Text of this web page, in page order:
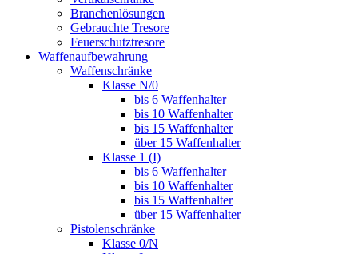
Branchenlösungen
Gebrauchte Tresore
Feuerschutztresore
Waffenaufbewahrung
Waffenschränke
Klasse N/0
bis 6 Waffenhalter
bis 10 Waffenhalter
bis 15 Waffenhalter
über 15 Waffenhalter
Klasse 1 (I)
bis 6 Waffenhalter
bis 10 Waffenhalter
bis 15 Waffenhalter
über 15 Waffenhalter
Pistolenschränke
Klasse 0/N